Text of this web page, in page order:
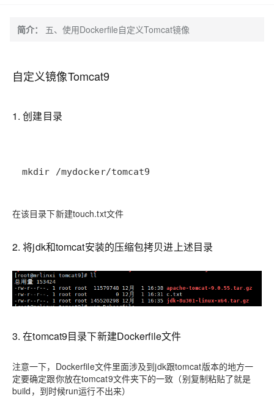
简介： 五、使用Dockerfile自定义Tomcat镜像
自定义镜像Tomcat9
1. 创建目录
mkdir /mydocker/tomcat9
在该目录下新建touch.txt文件
2. 将jdk和tomcat安装的压缩包拷贝进上述目录
3. 在tomcat9目录下新建Dockerfile文件
注意一下，Dockerfile文件里面涉及到jdk跟tomcat版本的地方一
定要确定跟你放在tomcat9文件夹下的一致 （别复制粘贴了就是
build，到时候run运行不出来）